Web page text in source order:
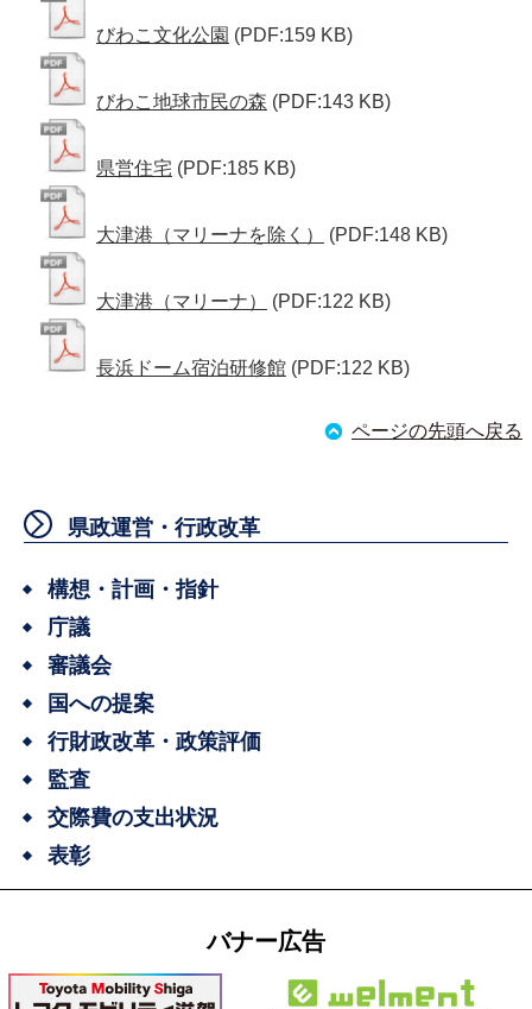
びわこ文化公園 (PDF:159 KB)
びわこ地球市民の森 (PDF:143 KB)
県営住宅 (PDF:185 KB)
大津港（マリーナを除く） (PDF:148 KB)
大津港（マリーナ） (PDF:122 KB)
長浜ドーム宿泊研修館 (PDF:122 KB)
ページの先頭へ戻る
県政運営・行政改革
構想・計画・指針
庁議
審議会
国への提案
行財政改革・政策評価
監査
交際費の支出状況
表彰
バナー広告